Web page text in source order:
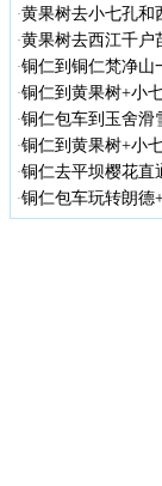
·黄果树去小七孔和
·黄果树去西江千户
·铜仁到铜仁梵净山
·铜仁到黄果树+小
·铜仁包车到玉舍滑
·铜仁到黄果树+小
·铜仁去平坝樱花直
·铜仁包车玩转朗德